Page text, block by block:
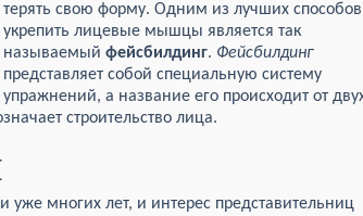
терять свою форму. Одним из лучших способов
укрепить лицевые мышцы является так
называемый фейсбилдинг. Фейсбилдинг
представляет собой специальную систему
упражнений, а название его происходит от
строительство лица.
уже многих лет, и интерес представительниц